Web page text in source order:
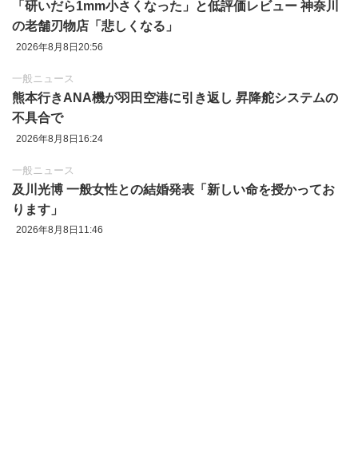
「研いだら1mm小さくなった」と低評価レビュー 神奈川
の老舗刃物店「悲しくなる」
2026年8月8日20:56
一般ニュース
熊本行きANA機が羽田空港に引き返し 昇降舵システムの
不具合で
2026年8月8日16:24
一般ニュース
及川光博 一般女性との結婚発表「新しい命を授かってお
ります」
2026年8月8日11:46